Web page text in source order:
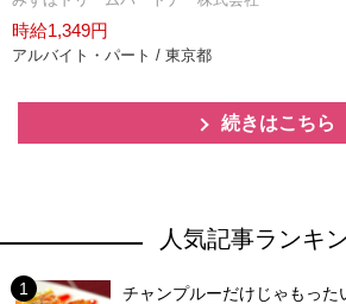
時給1,349円
アルバイト・パート / 東京都
続きはこちら
人気記事ランキ
チャンプルーだけじゃもった